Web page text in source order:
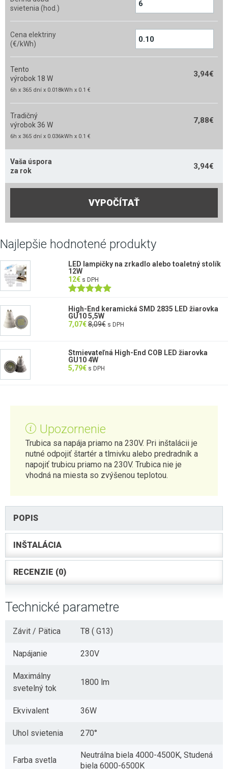
svietenia (hod.)
Cena elektriny
(€/kWh)
Tento
výrobok 18 W
3,94€
6h x 365 dní x 0.018kWh x 0.1 €
Tradičný
výrobok 36 W
7,88€
6h x 365 dní x 0.036kWh x 0.1 €
Vaša úspora
za rok
3,94€
VYPOČÍTAŤ
Najlepšie hodnotené produkty
LED lampičky na zrkadlo alebo toaletný stolík
12W
12€ s DPH
5.00z 5
High-End keramická SMD 2835 LED žiarovka
GU10 5,5W
7,07€8,09€ s DPH
Stmievateľná High-End COB LED žiarovka
GU10 4W
5,79€ s DPH
Upozornenie
Trubica sa napája priamo na 230V. Pri inštalácii je
nutné odpojiť štartér a tlmivku alebo predradník a
napojiť trubicu priamo na 230V. Trubica nie je
vhodná na miesta so zvýšenou teplotou.
POPIS
INŠTALÁCIA
RECENZIE (0)
Technické parametre
Závit / Pätica T8 ( G13)
Napájanie 230V
Maximálny
svetelný tok
1800 lm
Ekvivalent 36W
Uhol svietenia 270°
Farba svetla
Neutrálna biela 4000-4500K, Studená
biela 6000-6500K